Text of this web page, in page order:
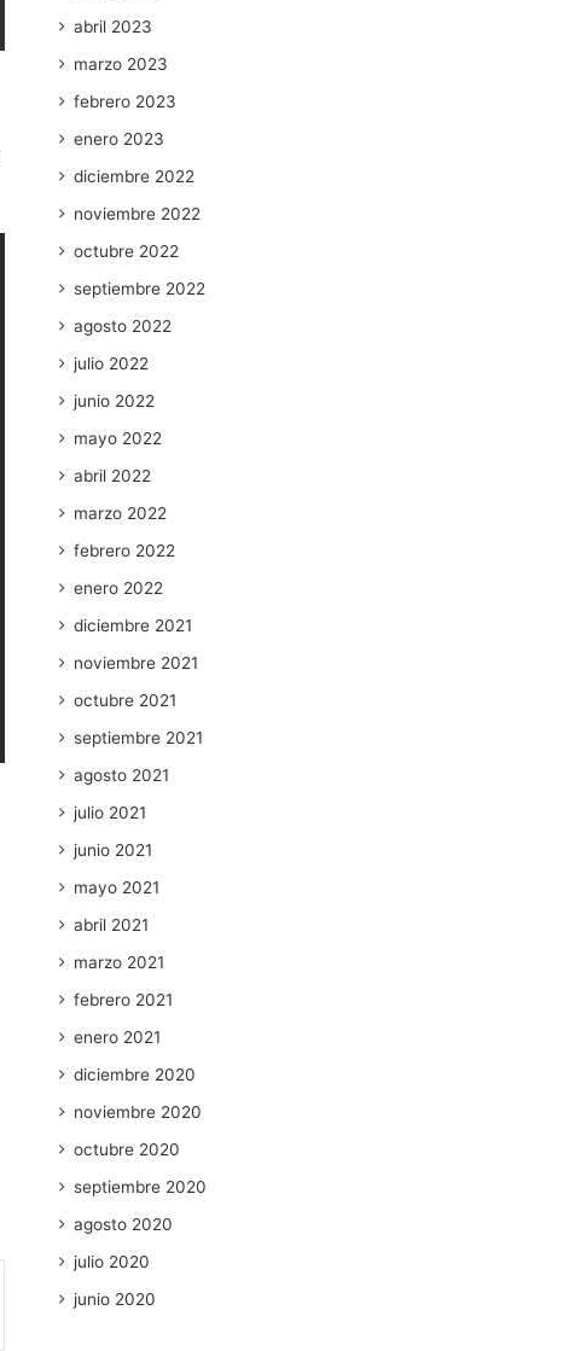
abril 2023
marzo 2023
febrero 2023
enero 2023
diciembre 2022
noviembre 2022
octubre 2022
septiembre 2022
agosto 2022
julio 2022
junio 2022
mayo 2022
abril 2022
marzo 2022
febrero 2022
enero 2022
diciembre 2021
noviembre 2021
octubre 2021
septiembre 2021
agosto 2021
julio 2021
junio 2021
mayo 2021
abril 2021
marzo 2021
febrero 2021
enero 2021
diciembre 2020
noviembre 2020
octubre 2020
septiembre 2020
agosto 2020
julio 2020
junio 2020